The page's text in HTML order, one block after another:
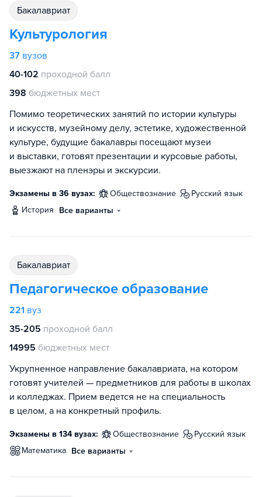
бакалавриат
Культурология
37 вузов
40-102 проходной балл
398 бюджетных мест
Помимо теоретических занятий по истории культуры
и искусств, музейному делу, эстетике, художественной
культуре, будущие бакалавры посещают музеи
и выставки, готовят презентации и курсовые работы,
выезжают на пленэры и экскурсии.
Экзамены в 36 вузах: обществознание
русский язык
история
Все варианты
бакалавриат
Педагогическое образование
221 вуз
35-205 проходной балл
14995 бюджетных мест
Укрупненное направление бакалавриата, на котором
готовят учителей — предметников для работы в школах
и колледжах. Прием ведется не на специальность
в целом, а на конкретный профиль.
Экзамены в 134 вузах: обществознание
русский язык
математика Все варианты